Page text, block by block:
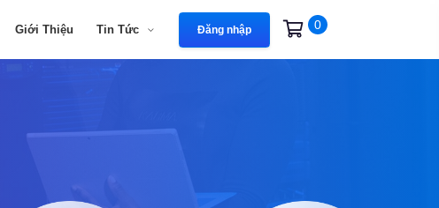
Giới Thiệu Tin Tức Đăng nhập 0